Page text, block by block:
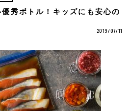
秀ボトル！キッズにも安心の
2019/07/11